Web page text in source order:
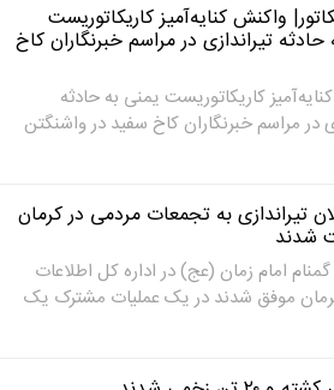
واکنش کنایه‌آمیز کاریکاتوریست
حادثه تیراندازی در مراسم خبرنگاران کاخ
کاریکاتوریست یمنی به حادثه
در مراسم خبرنگاران کاخ سفید در واشنگتن
تیراندازی به تجمعات مردمی در کرمان
شدند
گمنام امام زمان (عج) در اداره کل اطلاعات
موفق شدند در یک عملیات مشترک یک